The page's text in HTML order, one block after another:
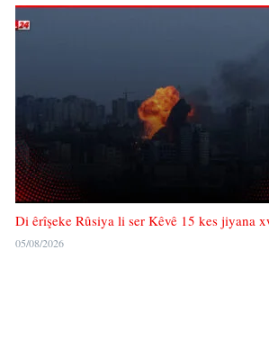
Di êrîşeke Rûsiya li ser Kêvê 15 kes jiyana
05/08/2026